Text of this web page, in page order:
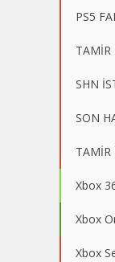
PS5
TAMİR
SHN
SON
TAMİR
Xbox
Xbox
Xbox